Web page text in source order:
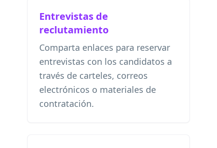
Entrevistas de
reclutamiento
Comparta enlaces para reservar
entrevistas con los candidatos a
través de carteles, correos
electrónicos o materiales de
contratación.